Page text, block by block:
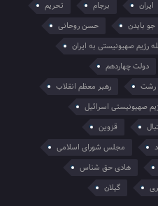
ایران برجام
تحریم
جو بایدن
حسن روحانی
رژیم صهیونیستی به ایران
دولت چهاردهم
رشت
رهبر معظم انقلاب
صهیونیستی اسرائیل
قزوین
مجلس شورای اسلامی
هادی حق شناس
گیلان